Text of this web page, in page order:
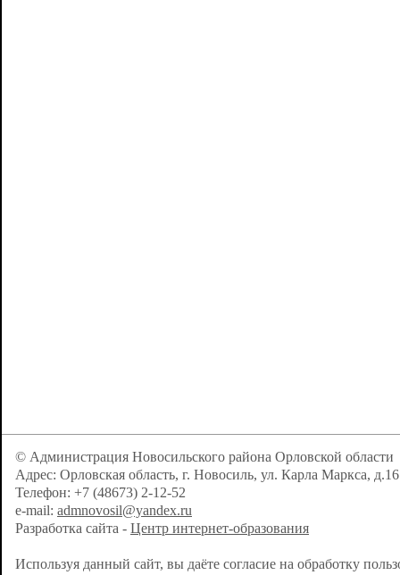
© Администрация Новосильского района Орловской области
Адрес: Орловская область, г. Новосиль, ул. Карла Маркса, д.16
Телефон: +7 (48673) 2-12-52
e-mail: admnovosil@yandex.ru
Разработка сайта - Центр интернет-образования
Используя данный сайт, вы даёте согласие на обработку